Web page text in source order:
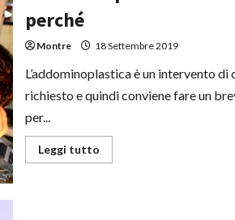
comprende
perché
Montre 18 Settembre 2019
L’addominoplastica è un intervento
richiesto e quindi conviene fare un
per...
Leggi tuttoLeggi
di